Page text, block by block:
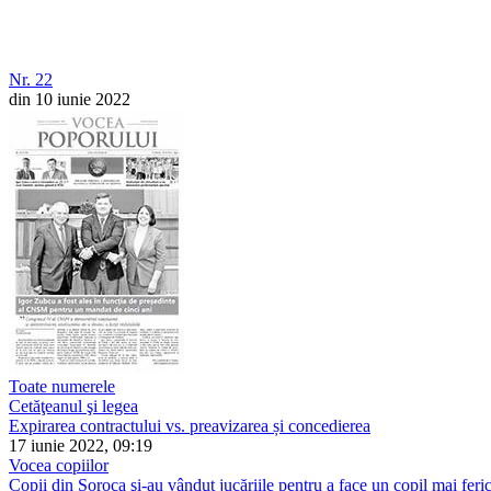
Nr. 22
din 10 iunie 2022
Toate numerele
Cetăţeanul şi legea
Expirarea contractului vs. preavizarea și concedierea
17 iunie 2022, 09:19
Vocea copiilor
Copii din Soroca şi-au vândut jucăriile pentru a face un copil mai